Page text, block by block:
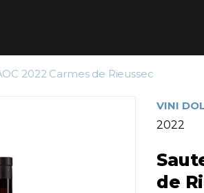
2022 Carmes de Rieussec
VINI
2022
de